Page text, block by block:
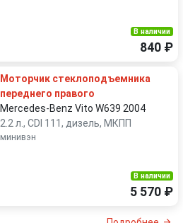
В наличии
840 ₽
Моторчик стеклоподъемника
переднего правого
Mercedes-Benz Vito W639 2004
2.2 л., CDI 111, дизель, МКПП
минивэн
В наличии
5 570 ₽